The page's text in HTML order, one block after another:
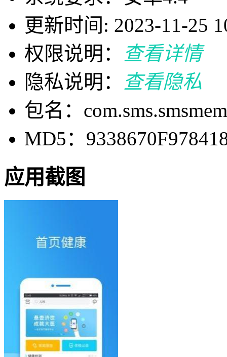
更新时间: 2023-11-25
权限说明：
查看详情
隐私说明：
查看隐私
包名：
MD5：
应用截图